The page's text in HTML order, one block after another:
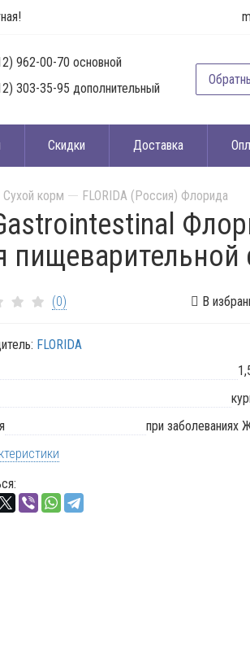
962-00-70 основной
303-35-95 дополнительный
Скидки Доставка
Сухой корм FLORIDA (Россия) Флорида
(0) В
FLORIDA
при заболеваниях